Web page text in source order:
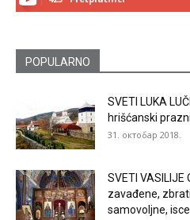
POPULARNO
SVETI LUKA
hrišćanski
31. октобар 2018.
SVETI VASILIJE
zavađene,
samovoljne,